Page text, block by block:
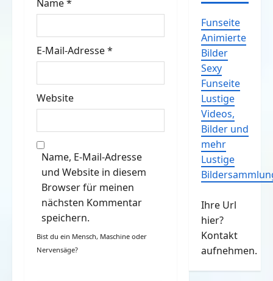
n
Name*
E-Mail-Adresse*
Website
Name, E-Mail-Adresse
und Website in diesem
Browser für meinen
nächsten Kommentar
speichern.
Bist du ein Mensch, Maschine oder
Nervensäge?
Funseite
Animierte
Bilder
Sexy
Funseite
Lustige
Videos,
Bilder und
mehr
Lustige
Ihre Url
hier?
Kontakt
aufnehmen.